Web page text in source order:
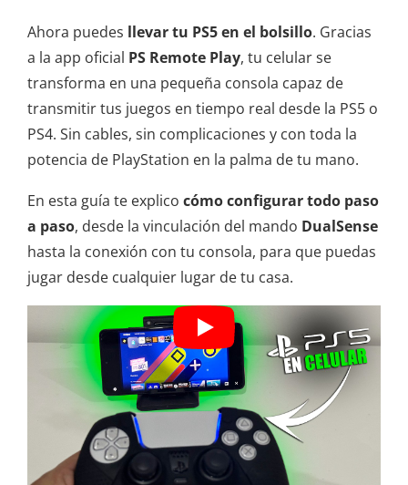
Ahora puedes llevar tu PS5 en el bolsillo. Gracias
a la app oficial PS Remote Play, tu celular se
transforma en una pequeña consola capaz de
transmitir tus juegos en tiempo real desde la PS5 o
PS4. Sin cables, sin complicaciones y con toda la
potencia de PlayStation en la palma de tu mano.
En esta guía te explico cómo configurar todo paso
a paso, desde la vinculación del mando DualSense
hasta la conexión con tu consola, para que puedas
jugar desde cualquier lugar de tu casa.